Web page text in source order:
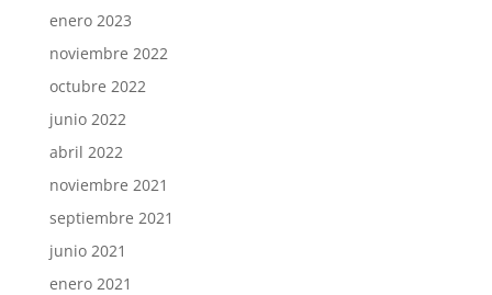
enero 2023
noviembre 2022
octubre 2022
junio 2022
abril 2022
noviembre 2021
septiembre 2021
junio 2021
enero 2021